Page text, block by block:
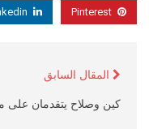
Pinterest
المقال السابق
كين وصلاح يتقدمان على